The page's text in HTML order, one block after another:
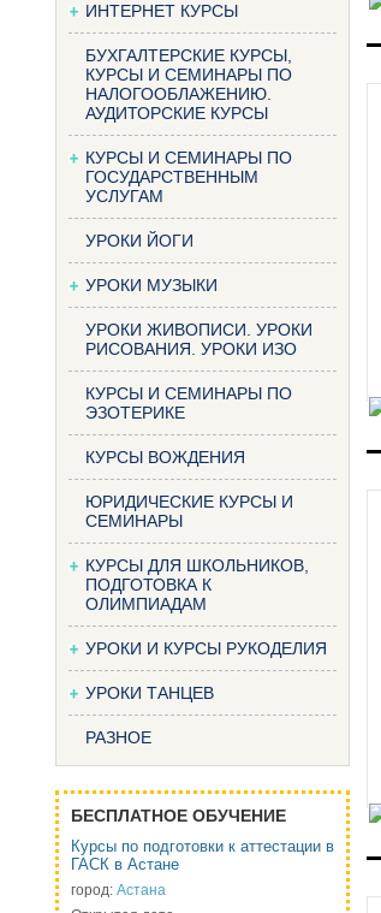
ИНТЕРНЕТ КУРСЫ
БУХГАЛТЕРСКИЕ КУРСЫ,
КУРСЫ И СЕМИНАРЫ ПО
НАЛОГООБЛАЖЕНИЮ.
АУДИТОРСКИЕ КУРСЫ
КУРСЫ И СЕМИНАРЫ ПО
ГОСУДАРСТВЕННЫМ
УСЛУГАМ
УРОКИ ЙОГИ
УРОКИ МУЗЫКИ
УРОКИ ЖИВОПИСИ. УРОКИ
РИСОВАНИЯ. УРОКИ ИЗО
КУРСЫ И СЕМИНАРЫ ПО
ЭЗОТЕРИКЕ
КУРСЫ ВОЖДЕНИЯ
ЮРИДИЧЕСКИЕ КУРСЫ И
СЕМИНАРЫ
КУРСЫ ДЛЯ ШКОЛЬНИКОВ,
ПОДГОТОВКА К
ОЛИМПИАДАМ
УРОКИ И КУРСЫ РУКОДЕЛИЯ
УРОКИ ТАНЦЕВ
РАЗНОЕ
БЕСПЛАТНОЕ ОБУЧЕНИЕ
Курсы по подготовки к аттестации в
ГАСК в Астане
город: Астана